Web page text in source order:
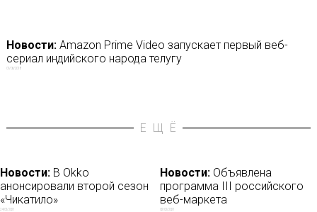
Новости:Amazon Prime Video запускает первый веб-
сериал индийского народа телугу
01/06/2018
ЕЩЁ
Новости: В Okko
анонсировали второй сезон
«Чикатило»
24/05/2021
Новости: Объявлена
программа III российского
веб-маркета
02/02/2021